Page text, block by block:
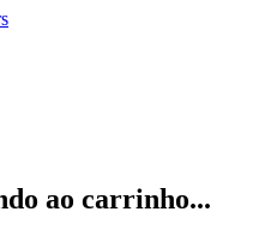
ao carrinho...